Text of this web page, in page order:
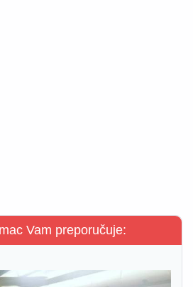
Vam preporučuje: